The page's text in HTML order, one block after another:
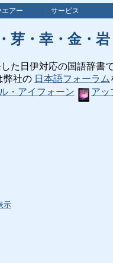
エアー サービス
芽・幸・金・
た日伊対応の国語辞書
弊社の 日本語フォーラム
・アイフォーン アッ
示